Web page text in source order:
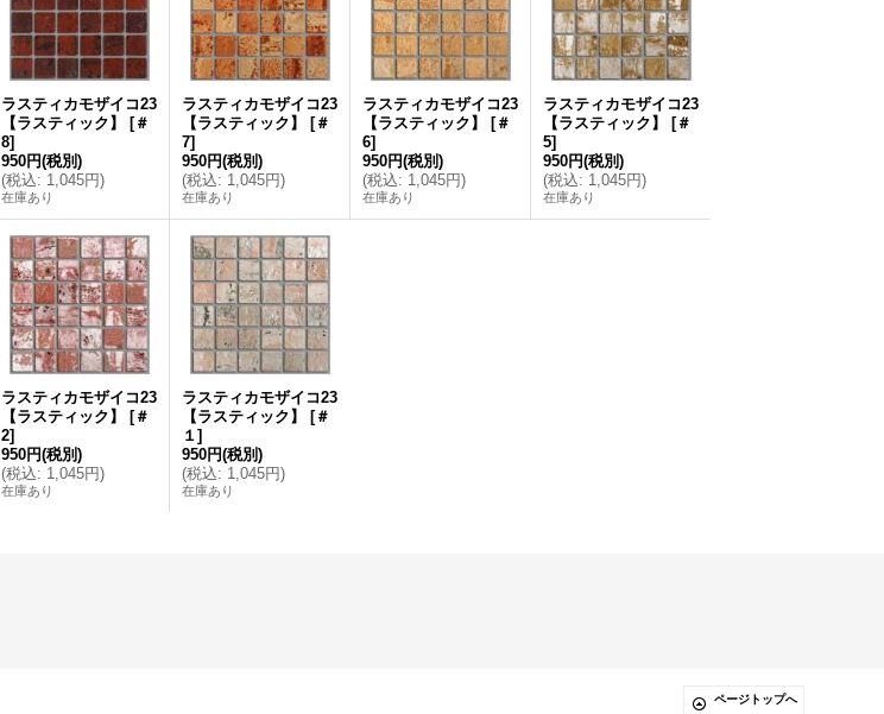
ラスティカモザイコ23
【ラスティック】
[＃
8]
950円(税別)
(税込: 1,045円)
在庫あり
ラスティカモザイコ23
【ラスティック】
[＃
7]
950円(税別)
(税込: 1,045円)
在庫あり
ラスティカモザイコ23
【ラスティック】
[＃
6]
950円(税別)
(税込: 1,045円)
在庫あり
ラスティカモザイコ23
【ラスティック】
[＃
5]
950円(税別)
(税込: 1,045円)
在庫あり
ラスティカモザイコ23
【ラスティック】
[＃
2]
950円(税別)
(税込: 1,045円)
在庫あり
ラスティカモザイコ23
【ラスティック】
[＃
１]
950円(税別)
(税込: 1,045円)
在庫あり
ページトップへ